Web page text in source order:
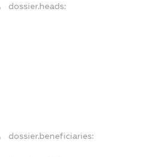
dossier.heads:
dossier.beneficiaries: